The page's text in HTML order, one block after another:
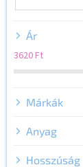
Ár
3620Ft
Márkák
Anyag
Hosszúság